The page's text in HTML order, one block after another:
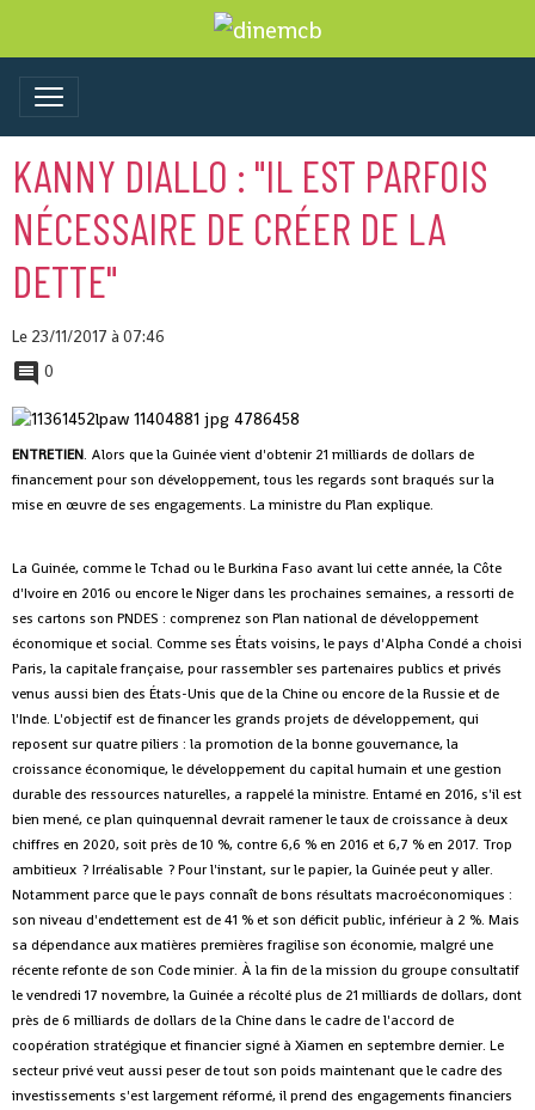
KANNY DIALLO : "IL EST PARFOIS
NÉCESSAIRE DE CRÉER DE LA
DETTE"
Le 23/11/2017 à 07:46
0
ENTRETIEN. Alors que la Guinée vient d'obtenir 21 milliards de dollars de
financement pour son développement, tous les regards sont braqués sur la
mise en œuvre de ses engagements. La ministre du Plan explique.
La Guinée, comme le Tchad ou le Burkina Faso avant lui cette année, la Côte
d'Ivoire en 2016 ou encore le Niger dans les prochaines semaines, a ressorti de
ses cartons son PNDES : comprenez son Plan national de développement
économique et social. Comme ses États voisins, le pays d'Alpha Condé a choisi
Paris, la capitale française, pour rassembler ses partenaires publics et privés
venus aussi bien des États-Unis que de la Chine ou encore de la Russie et de
l'Inde. L'objectif est de financer les grands projets de développement, qui
reposent sur quatre piliers : la promotion de la bonne gouvernance, la
croissance économique, le développement du capital humain et une gestion
durable des ressources naturelles, a rappelé la ministre. Entamé en 2016, s'il est
bien mené, ce plan quinquennal devrait ramener le taux de croissance à deux
chiffres en 2020, soit près de 10 %, contre 6,6 % en 2016 et 6,7 % en 2017. Trop
ambitieux ? Irréalisable ? Pour l'instant, sur le papier, la Guinée peut y aller.
Notamment parce que le pays connaît de bons résultats macroéconomiques :
son niveau d'endettement est de 41 % et son déficit public, inférieur à 2 %. Mais
sa dépendance aux matières premières fragilise son économie, malgré une
récente refonte de son Code minier. À la fin de la mission du groupe consultatif
le vendredi 17 novembre, la Guinée a récolté plus de 21 milliards de dollars, dont
près de 6 milliards de dollars de la Chine dans le cadre de l'accord de
coopération stratégique et financier signé à Xiamen en septembre dernier. Le
secteur privé veut aussi peser de tout son poids maintenant que le cadre des
investissements s'est largement réformé, il prend des engagements financiers